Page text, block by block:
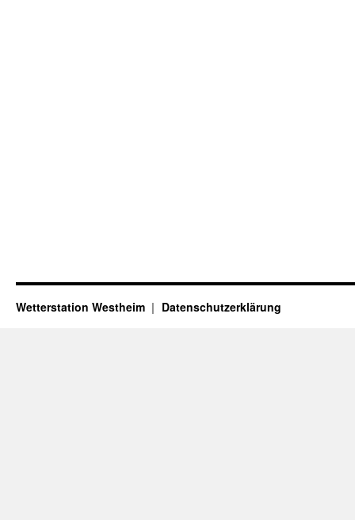
Wetterstation Westheim Datenschutzerklärung